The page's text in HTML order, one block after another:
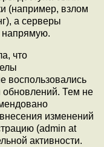
(например, взлом
а серверы
напрямую.
что
воспользовались
Тем не
изменений
(admin at
активности.